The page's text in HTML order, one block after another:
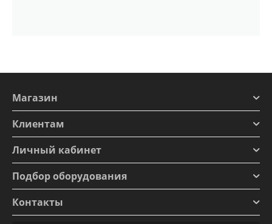
Магазин
Клиентам
Личный кабинет
Подбор оборудования
Контакты